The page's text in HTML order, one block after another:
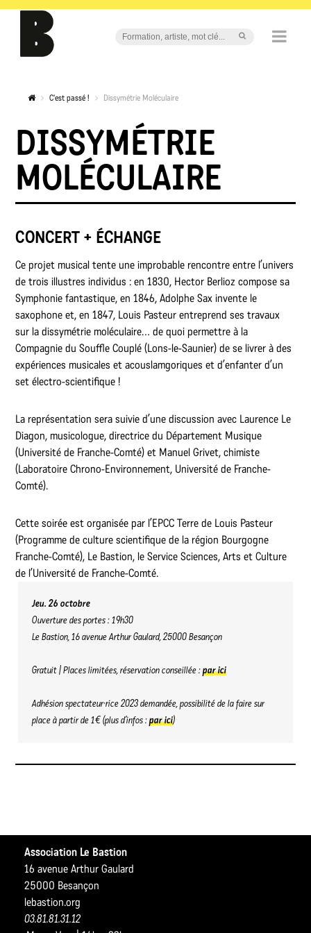
C'est passé ! Dissymétrie Moléculaire
DISSYMÉTRIE
MOLÉCULAIRE
CONCERT + ÉCHANGE
Ce projet musical tente une improbable rencontre entre l’univers
de trois illustres individus : en 1830, Hector Berlioz compose sa
Symphonie fantastique, en 1846, Adolphe Sax invente le
saxophone et, en 1847, Louis Pasteur entreprend ses travaux
sur la dissymétrie moléculaire… de quoi permettre à la
Compagnie du Souffle Couplé (Lons-le-Saunier) de se livrer à des
expériences musicales et acouslamgoriques et d’enfanter d’un
set électro-scientifique !
La représentation sera suivie d’une discussion avec Laurence Le
Diagon, musicologue, directrice du Département Musique
(Université de Franche-Comté) et Manuel Grivet, chimiste
(Laboratoire Chrono-Environnement, Université de Franche-
Comté).
Cette soirée est organisée par l’EPCC Terre de Louis Pasteur
(Programme de culture scientifique de la région Bourgogne
Franche-Comté), Le Bastion, le Service Sciences, Arts et Culture
de l’Université de Franche-Comté.
Jeu. 26 octobre
Ouverture des portes : 19h30
Le Bastion, 16 avenue Arthur Gaulard, 25000 Besançon
Gratuit | Places limitées, réservation conseillée :par ici
Adhésion spectateur·rice 2023 demandée, possibilité de la faire sur
place à partir de 1€ (plus d’infos :par ici)
Association Le Bastion
16 avenue Arthur Gaulard
25000 Besançon
lebastion.org
03.81.81.31.12